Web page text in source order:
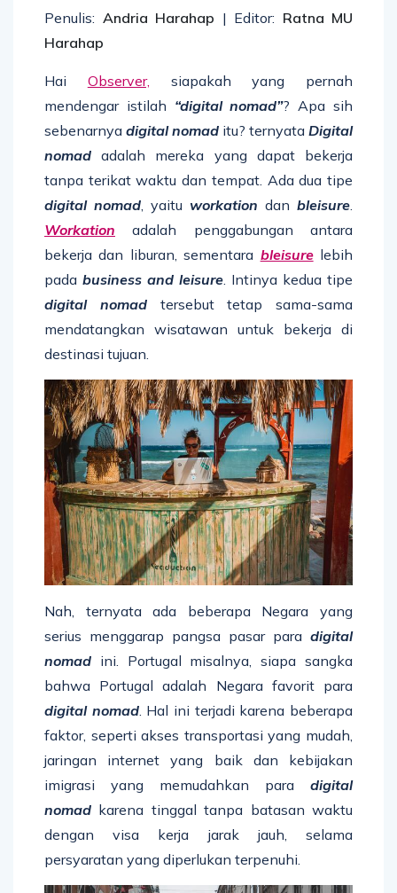
Penulis: Andria Harahap | Editor: Ratna MU
Harahap
Hai Observer, siapakah yang pernah
mendengar istilah “digital nomad”? Apa sih
sebenarnya digital nomad itu? ternyata Digital
nomad adalah mereka yang dapat bekerja
tanpa terikat waktu dan tempat. Ada dua tipe
digital nomad , yaitu workation dan bleisure
Workation adalah penggabungan antara
bekerja dan liburan, sementara bleisurelebih
pada business and leisure . Intinya kedua tipe
digital nomadtersebut tetap sama-sama
mendatangkan wisatawan untuk bekerja di
destinasi tujuan.
Nah, ternyata ada beberapa Negara yang
serius menggarap pangsa pasar para digital
nomad ini. Portugal misalnya, siapa sangka
bahwa Portugal adalah Negara favorit para
digital nomad. Hal ini terjadi karena beberapa
faktor, seperti akses transportasi yang mudah,
jaringan internet yang baik dan kebijakan
imigrasi yang memudahkan para digital
nomad karena tinggal tanpa batasan waktu
dengan visa kerja jarak jauh, selama
persyaratan yang diperlukan terpenuhi.